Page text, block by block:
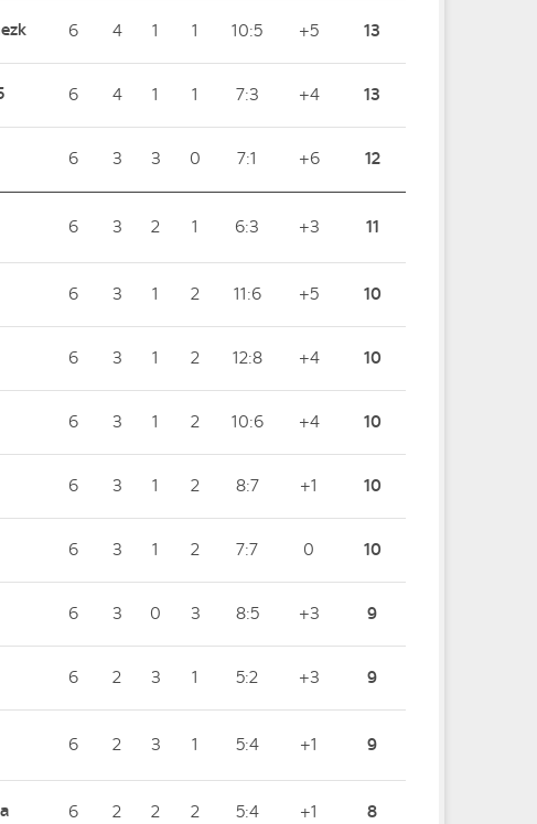
6 4 1 1 10:5 +5 13
6 4 1 1 7:3 +4 13
6 3 3 0 7:1 +6 12
6 3 2 1 6:3 +3 11
6 3 1 2 11:6 +5 10
6 3 1 2 12:8 +4 10
6 3 1 2 10:6 +4 10
6 3 1 2 8:7 +1 10
6 3 1 2 7:7 0 10
6 3 0 3 8:5 +3 9
6 2 3 1 5:2 +3 9
6 2 3 1 5:4 +1 9
6 2 2 2 5:4 +1 8